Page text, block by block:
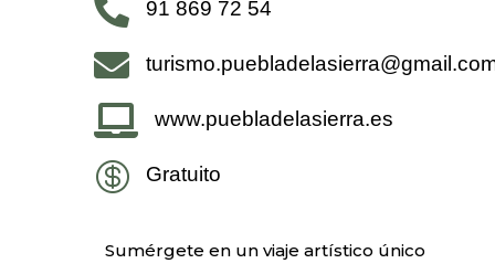
 91 869 72 54

 www.puebladelasierra.es
 Gratuito
Sumérgete en un viaje artístico único